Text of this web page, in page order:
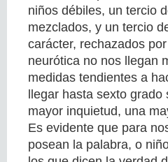
niños débiles, un tercio
mezclados, y un tercio
carácter, rechazados
neurótica no nos llegan
medidas tendientes a
llegar hasta sexto
mayor inquietud, una
Es evidente que para
posean la palabra, o